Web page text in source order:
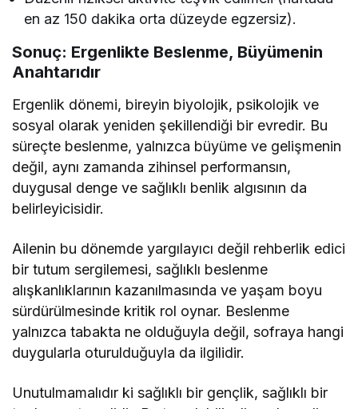
en az 150 dakika orta düzeyde egzersiz).
Sonuç: Ergenlikte Beslenme, Büyümenin
Anahtarıdır
Ergenlik dönemi, bireyin biyolojik, psikolojik ve
sosyal olarak yeniden şekillendiği bir evredir. Bu
süreçte beslenme, yalnızca büyüme ve gelişmenin
değil, aynı zamanda zihinsel performansın,
duygusal denge ve sağlıklı benlik algısının da
belirleyicisidir.
Ailenin bu dönemde yargılayıcı değil rehberlik edici
bir tutum sergilemesi, sağlıklı beslenme
alışkanlıklarının kazanılmasında ve yaşam boyu
sürdürülmesinde kritik rol oynar. Beslenme
yalnızca tabakta ne olduğuyla değil, sofraya hangi
duygularla oturulduğuyla da ilgilidir.
Unutulmamalıdır ki sağlıklı bir gençlik, sağlıklı bir